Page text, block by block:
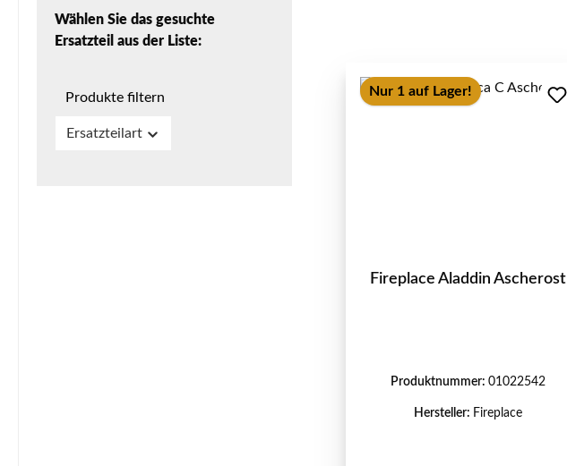
Wählen Sie das gesuchte
Ersatzteil aus der Liste:
Produkte filtern
Ersatzteilart
Nur 1 auf Lager!
Fireplace Aladdin Ascherost
Produktnummer: 01022542
Hersteller: Fireplace